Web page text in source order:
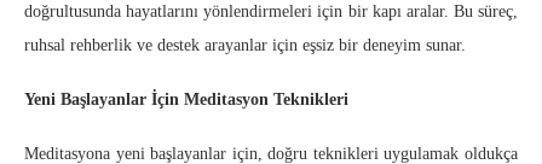
doğrultusunda hayatlarını yönlendirmeleri için bir kapı aralar. Bu süreç,
ruhsal rehberlik ve destek arayanlar için eşsiz bir deneyim sunar.
Yeni Başlayanlar İçin Meditasyon Teknikleri
Meditasyona yeni başlayanlar için, doğru teknikleri uygulamak oldukça